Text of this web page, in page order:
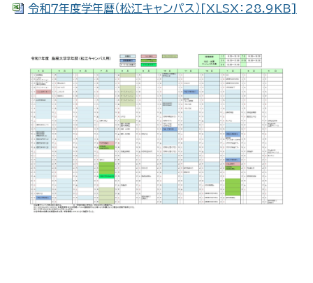
令和７年度学年暦（松江キャンパス）[XLSX：28.9KB]